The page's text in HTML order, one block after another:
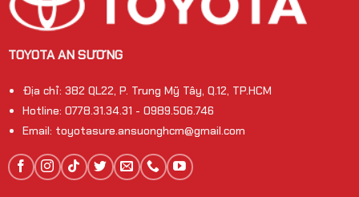
TOYOTA AN SƯƠNG
Địa chỉ: 382 QL22, P. Trung Mỹ Tây, Q.12, TP.HCM
Hotline: 0778.31.34.31 - 0989.506.746
Email: toyotasure.ansuonghcm@gmail.com